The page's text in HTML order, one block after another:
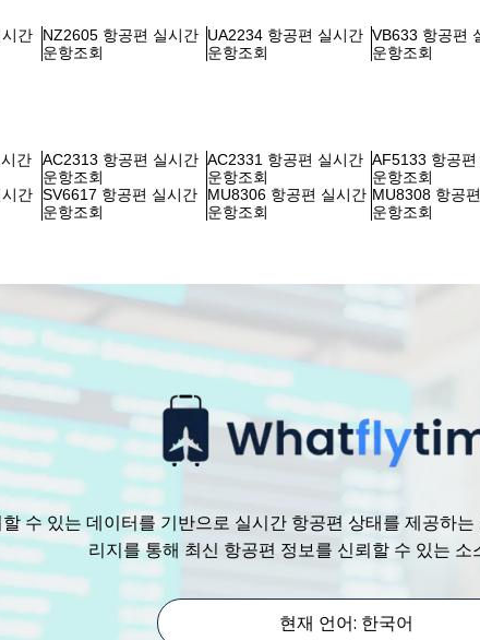
간
NZ2605 항공편 실시간
운항조회
UA2234 항공편 실시간
운항조회
VB633 항공편
운항조회
간
AC2313 항공편 실시간
운항조회
AC2331 항공편 실시간
운항조회
AF5133 항공
운항조회
간 SV6617 항공편 실시간
운항조회
MU8306 항공편 실시간
운항조회
MU8308 항공
운항조회
있는 데이터를 기반으로 실시간 항공편 상태를 제공하는
리지를 통해 최신 항공편 정보를 신뢰할 수 있는 소
현재 언어: 한국어